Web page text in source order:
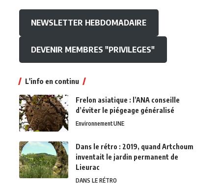
NEWSLETTER HEBDOMADAIRE
DEVENIR MEMBRES "PRIVILEGES"
L'info en continu
Frelon asiatique : l’ANA conseille
d’éviter le piégeage généralisé
EnvironnementUNE
Dans le rétro : 2019, quand Artchoum
inventait le jardin permanent de
Lieurac
DANS LE RÉTRO